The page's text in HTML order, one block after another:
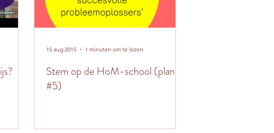
Stem op de HoM-school (plan
#5)
15 aug 2015 1 minuten om te lezen